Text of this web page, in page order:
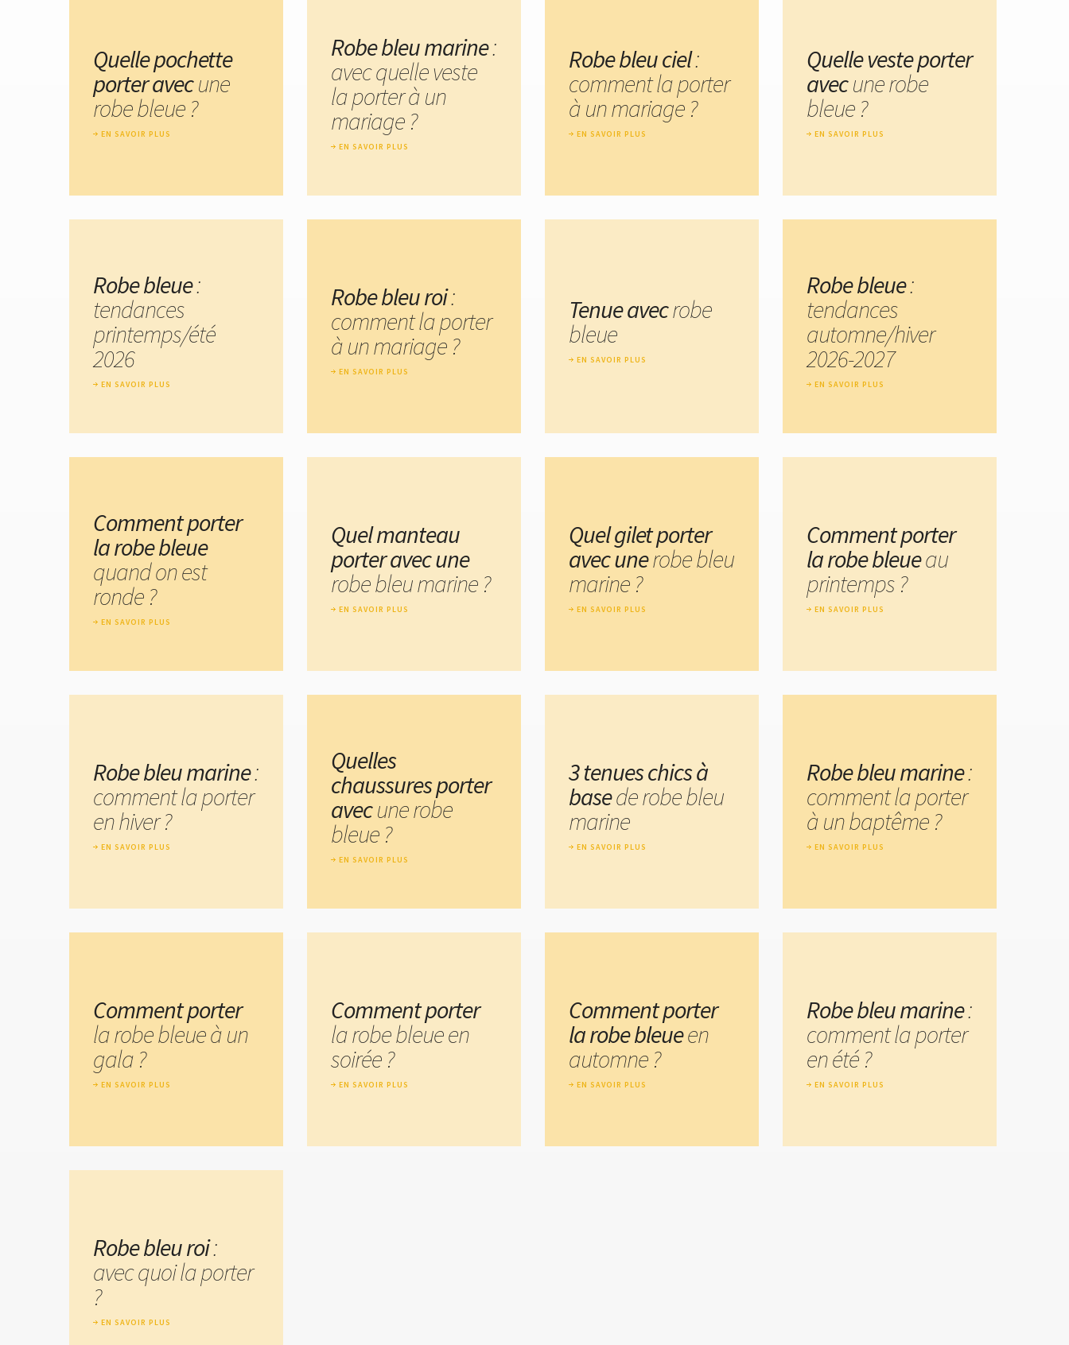
Quelle pochette
porter avecune
robe bleue ?
EN SAVOIR PLUS
Robe bleu marine:
avec quelle veste
la porter à un
mariage ?
EN SAVOIR PLUS
Robe bleu ciel:
comment la porter
à un mariage ?
EN SAVOIR PLUS
Quelle veste porter
avecune robe
bleue ?
EN SAVOIR PLUS
Robe bleue:
tendances
printemps/été
2026
EN SAVOIR PLUS
Robe bleu roi:
comment la porter
à un mariage ?
EN SAVOIR PLUS
Tenue avecrobe
bleue
EN SAVOIR PLUS
Robe bleue:
tendances
automne/hiver
2026-2027
EN SAVOIR PLUS
Comment porter
la robe bleue
quand on est
ronde ?
EN SAVOIR PLUS
Quel manteau
porter avec une
robe bleu marine ?
EN SAVOIR PLUS
Quel gilet porter
avec unerobe bleu
marine ?
EN SAVOIR PLUS
Comment porter
la robe bleueau
printemps ?
EN SAVOIR PLUS
Robe bleu marine:
comment la porter
en hiver ?
EN SAVOIR PLUS
Quelles
chaussures porter
avecune robe
bleue ?
EN SAVOIR PLUS
3 tenues chics à
basede robe bleu
marine
EN SAVOIR PLUS
Robe bleu marine:
comment la porter
à un baptême ?
EN SAVOIR PLUS
Comment porter
la robe bleue à un
gala ?
EN SAVOIR PLUS
Comment porter
la robe bleue en
soirée ?
EN SAVOIR PLUS
Comment porter
la robe bleueen
automne ?
EN SAVOIR PLUS
Robe bleu marine:
comment la porter
en été ?
EN SAVOIR PLUS
Robe bleu roi:
avec quoi la porter
?
EN SAVOIR PLUS